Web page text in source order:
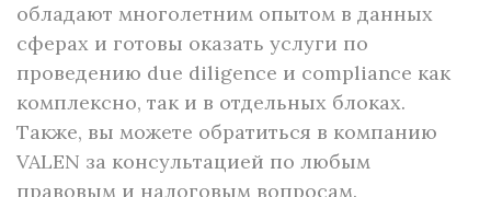
обладают многолетним опытом в данных
сферах и готовы оказать услуги по
проведению due diligence и compliance как
комплексно, так и в отдельных блоках.
Также, вы можете обратиться в компанию
VALEN за консультацией по любым
правовым и налоговым вопросам.